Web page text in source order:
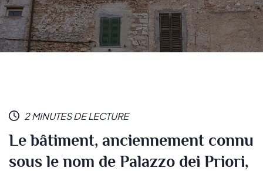
2 MINUTES DE LECTURE
Le bâtiment, anciennement connu
sous le nom de Palazzo dei Priori,